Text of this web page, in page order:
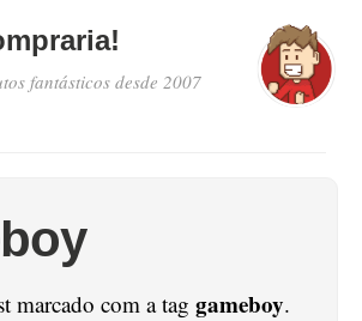
fantásticos desde 2007
marcado com a tag gameboy.